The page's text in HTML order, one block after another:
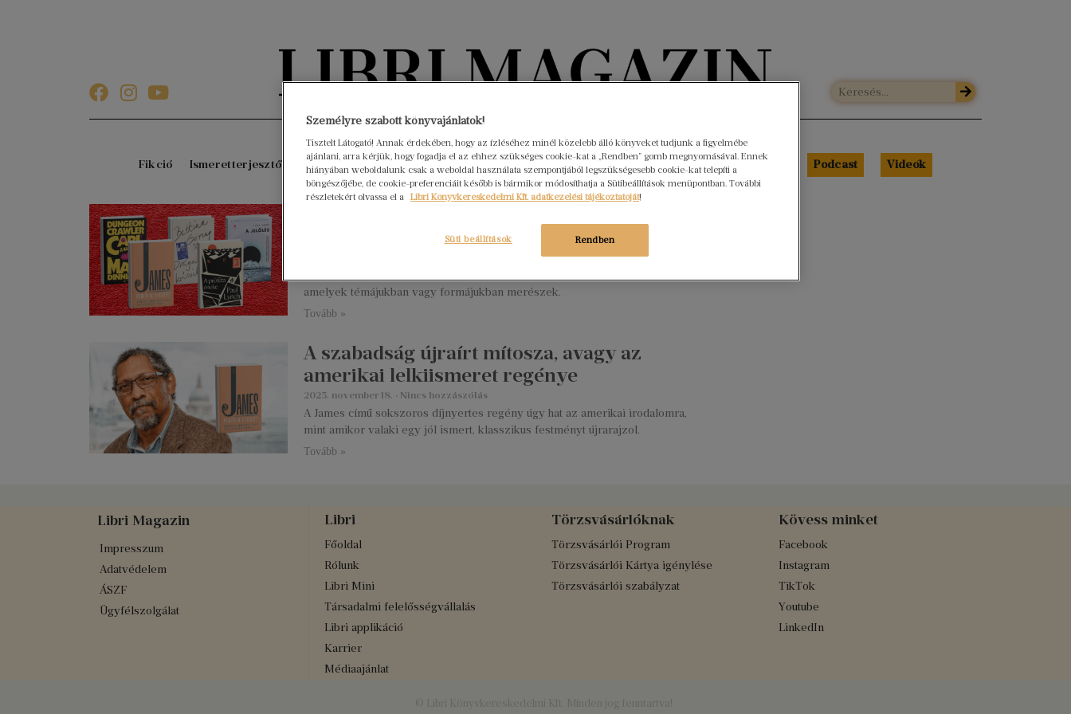
Könyvektől az olvasókig
Fikció Ismeretterjesztő Gyerekkönyvek Interjúk Beleolvasó A hónap könyvei HÍREK Libri Portré Podcast Videók
meglepett minket
amelyek témájukban vagy formájukban merészek.
Tovább »
A szabadság újraírt mítosza, avagy az
amerikai lelkiismeret regénye
2025. november 18. Nincs hozzászólás
A James című sokszoros díjnyertes regény úgy hat az amerikai irodalomra,
mint amikor valaki egy jól ismert, klasszikus festményt újrarajzol.
Tovább »
Libri Magazin
Impresszum
Adatvédelem
ÁSZF
Ügyfélszolgálat
Libri
Főoldal
Rólunk
Libri Mini
Társadalmi felelősségvállalás
Libri applikáció
Karrier
Médiaajánlat
Törzsvásárlóknak
Törzsvásárlói Program
Törzsvásárlói Kártya igénylése
Törzsvásárlói szabályzat
Kövess minket
Facebook
Instagram
TikTok
Youtube
LinkedIn
Személyre szabott könyvajánlatok!
Tisztelt Látogató! Annak érdekében, hogy az ízléséhez minél közelebb álló könyveket tudjunk a figyelmébe
ajánlani, arra kérjük, hogy fogadja el az ehhez szükséges cookie-kat a „Rendben” gomb megnyomásával. Ennek
hiányában weboldalunk csak a weboldal használata szempontjából legszükségesebb cookie-kat telepíti a
böngészőjébe, de cookie-preferenciáit később is bármikor módosíthatja a Sütibeállítások menüpontban. További
részletekért olvassa el a Libri Könyvkereskedelmi Kft. adatkezelési tájékoztatóját!
Rendben
Süti beállítások